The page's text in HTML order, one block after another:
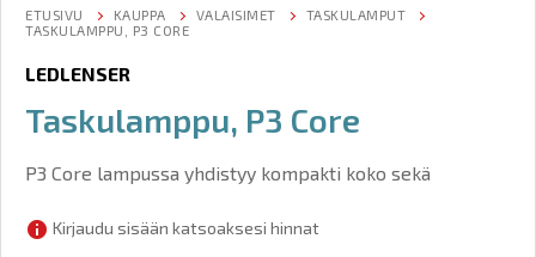
ETUSIVU KAUPPA VALAISIMET
TASKULAMPUT
TASKULAMPPU, P3 CORE
LEDLENSER
Taskulamppu, P3 Core
P3 Core lampussa yhdistyy kompakti koko sekä
Kirjaudu sisään katsoaksesi hinnat